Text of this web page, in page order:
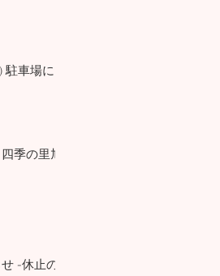
駐車場に
季の里旭
-休止の